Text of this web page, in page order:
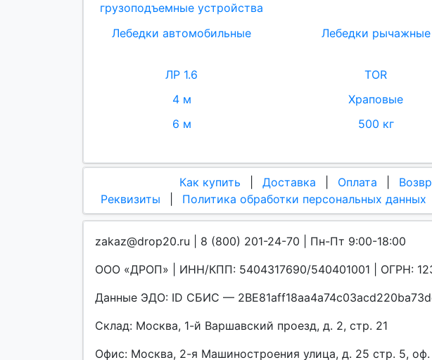
грузоподъемные устройства
Лебедки автомобильные Лебедки рычажные
ЛР 1.6 TOR
4 м
Храповые
6 м
500 кг
Как купить Доставка Оплата
Реквизиты
Политика обработки персональных данных
zakaz@drop20.ru | 8 (800) 201-24-70 | Пн-Пт 9:00-18:00
ООО «ДРОП» | ИНН/КПП: 5404317690/540401001 | ОГРН:
Данные ЭДО: ID СБИС —
Склад: Москва, 1-й Варшавский проезд, д. 2, стр. 21
Офис: Москва, 2-я Машиностроения улица, д. 25 стр. 5,